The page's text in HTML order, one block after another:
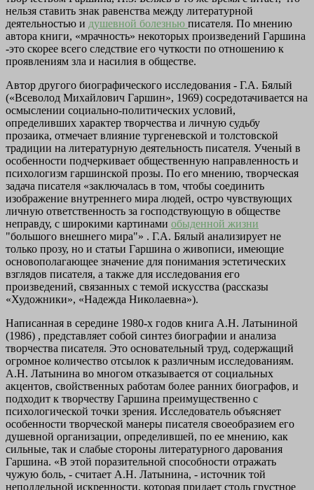
нельзя ставить знак равенства между литературной
деятельностью и душевной болезнью писателя. По мнению
автора книги, «мрачность» некоторых произведений Гаршина
-это скорее всего следствие его чуткости по отношению к
проявлениям зла и насилия в обществе.
Автор другого биографического исследования - Г.А. Бялый
(«Всеволод Михайлович Гаршин», 1969) сосредотачивается на
осмыслении социально-политических условий,
определивших характер творчества и личную судьбу
прозаика, отмечает влияние тургеневской и толстовской
традиции на литературную деятельность писателя. Ученый в
особенности подчеркивает общественную направленность и
психологизм гаршинской прозы. По его мнению, творческая
задача писателя «заключалась в том, чтобы соединить
изображение внутреннего мира людей, остро чувствующих
личную ответственность за господствующую в обществе
неправду, с широкими картинами обыденной жизни
"большого внешнего мира"» . Г.А. Бялый анализирует не
только прозу, но и статьи Гаршина о живописи, имеющие
основополагающее значение для понимания эстетических
взглядов писателя, а также для исследования его
произведений, связанных с темой искусства (рассказы
«Художники», «Надежда Николаевна»).
Написанная в середине 1980-х годов книга А.Н. Латыниной
(1986) , представляет собой синтез биографии и анализа
творчества писателя. Это основательный труд, содержащий
огромное количество отсылок к различным исследованиям.
А.Н. Латынина во многом отказывается от социальных
акцентов, свойственных работам более ранних биографов, и
подходит к творчеству Гаршина преимущественно с
психологической точки зрения. Исследователь объясняет
особенности творческой манеры писателя своеобразием его
душевной организации, определившей, по ее мнению, как
сильные, так и слабые стороны литературного дарования
Гаршина. «В этой поразительной способности отражать
чужую боль, - считает А.Н. Латынина, - источник той
неподдельной искренности, которая придает столь грустное